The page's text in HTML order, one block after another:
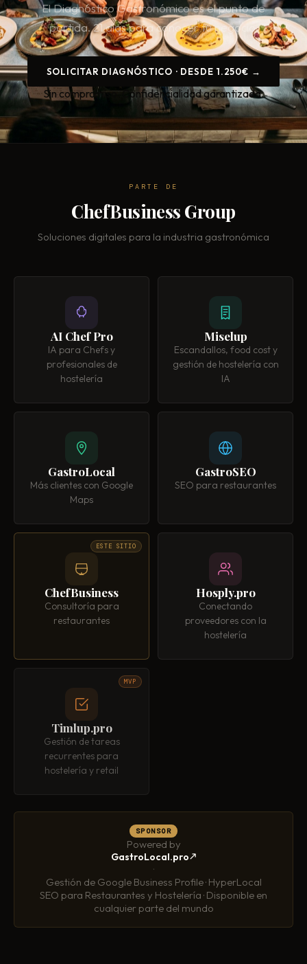
El Diagnóstico Gastronómico es el punto de
partida. 21 días para conocer tu negocio.
SOLICITAR DIAGNÓSTICO · DESDE 1.250€ →
Sin compromiso. Confidencialidad garantizada.
PARTE DE
ChefBusiness Group
Soluciones digitales para la industria gastronómica
AI Chef Pro
IA para Chefs y
profesionales de
hostelería
Miselup
Escandallos, food cost y
gestión de hostelería con
IA
GastroLocal
Más clientes con Google
Maps
GastroSEO
SEO para restaurantes
ChefBusiness
Consultoría para
restaurantes
ESTE SITIO
Hosply.pro
Conectando
proveedores con la
hostelería
Timlup.pro
Gestión de tareas
recurrentes para
hostelería y retail
MVP
SPONSOR
Powered by
GastroLocal.pro
·
Gestión de Google Business Profile · HyperLocal
SEO para Restaurantes y Hostelería · Disponible en
cualquier parte del mundo